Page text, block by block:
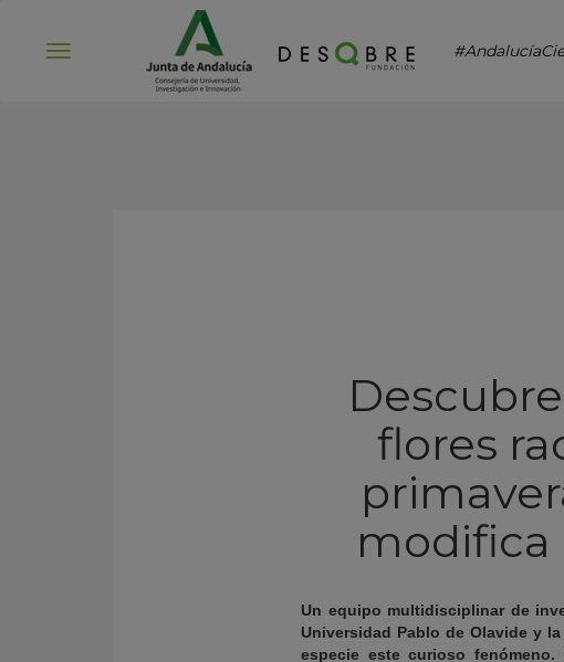
flores
modifica
Un equipo multidisciplinar de
Universidad Pablo de Olavide y
especie este curioso